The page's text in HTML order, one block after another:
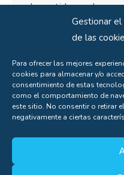
Gestionar
de las
Para ofrecer las mejores
cookies para almacenar y/o
consentimiento de estas
como el comportamiento de
este sitio. No consentir o retirar
negativamente a ciertas
de surtidores de
americano, que hay
ubicados en nuestro
← 1 … 49